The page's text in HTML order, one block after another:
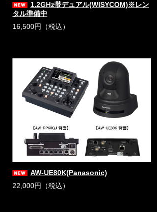
1.2GHz帯デュアル(WISYCOM)※レン
タル準備中
16,500円（税込）
AW-UE80K(Panasonic)
22,000円（税込）